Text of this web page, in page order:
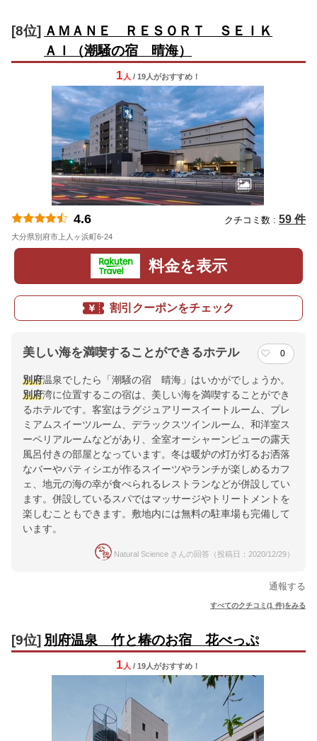
[8位] ＡＭＡＮＥ ＲＥＳＯＲＴ ＳＥＩＫ
ＡＩ（潮騒の宿 晴海）
1 人 / 19人がおすすめ！
4.6 クチコミ数 : 59 件
大分県別府市上人ヶ浜町6-24
料金を表示
割引クーポンをチェック
美しい海を満喫することができるホテル 0
別府温泉でしたら「潮騒の宿 晴海」はいかがでしょうか。
別府湾に位置するこの宿は、美しい海を満喫することができ
るホテルです。客室はラグジュアリースイートルーム、プレ
ミアムスイーツルーム、デラックスツインルーム、和洋室ス
ーペリアルームなどがあり、全室オーシャーンビューの露天
風呂付きの部屋となっています。冬は暖炉の灯が灯るお洒落
なバーやパティシエが作るスイーツやランチが楽しめるカフ
ェ、地元の海の幸が食べられるレストランなどが併設してい
ます。併設しているスパではマッサージやトリートメントを
楽しむこともできます。敷地内には無料の駐車場も完備して
います。
Natural Science さんの回答（投稿日：2020/12/29）
通報する
すべてのクチコミ(1 件)をみる
[9位] 別府温泉 竹と椿のお宿 花べっぷ
1 人 / 19人がおすすめ！